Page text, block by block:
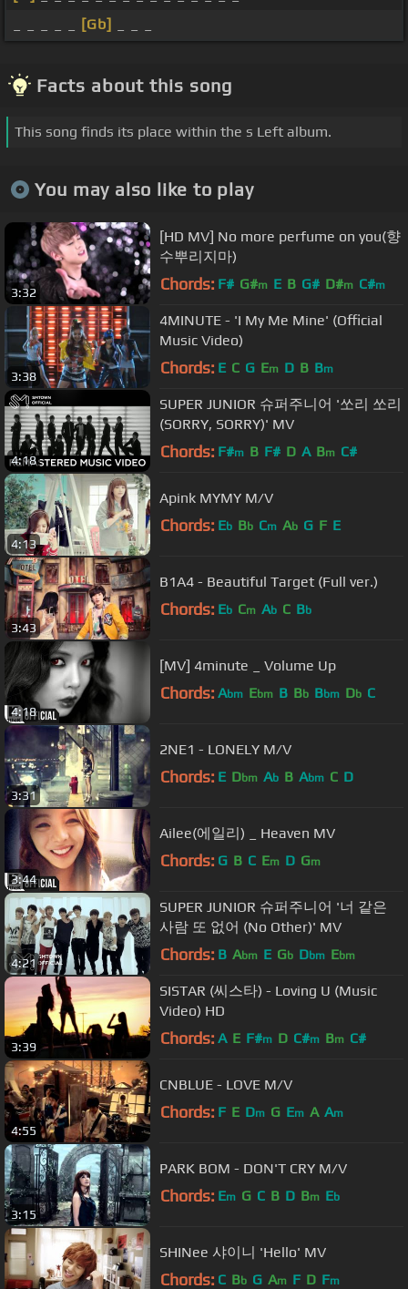
[Gb]
Facts about this song
This song finds its place within the s Left album.
You may also like to play
3:32
[HD MV] No more perfume on you(향
수뿌리지마)
Chords: F# G#m E B G# D#m C#m
3:38
4MINUTE - 'I My Me Mine' (Official
Music Video)
Chords: E C G Em D B Bm
4:18
SUPER JUNIOR 슈퍼주니어 '쏘리 쏘리
(SORRY, SORRY)' MV
Chords: F#m B F# D A Bm C#
4:13
Apink MYMY M/V
Chords: Eb Bb Cm Ab G F E
3:43
B1A4 - Beautiful Target (Full ver.)
Chords: Eb Cm Ab C Bb
4:18
[MV] 4minute _ Volume Up
Chords: Abm Ebm B Bb Bbm Db C
3:31
2NE1 - LONELY M/V
Chords: E Dbm Ab B Abm C D
3:44
Ailee(에일리) _ Heaven MV
Chords: G B C Em D Gm
4:21
SUPER JUNIOR 슈퍼주니어 '너 같은
사람 또 없어 (No Other)' MV
Chords: B Abm E Gb Dbm Ebm
3:39
SISTAR (씨스타) - Loving U (Music
Video) HD
Chords: A E F#m D C#m Bm C#
4:55
CNBLUE - LOVE M/V
Chords: F E Dm G Em A Am
3:15
PARK BOM - DON'T CRY M/V
Chords: Em G C B D Bm Eb
SHINee 샤이니 'Hello' MV
Chords: C Bb G Am F D Fm